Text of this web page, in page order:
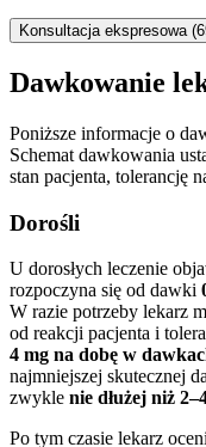
Konsultacja ekspresowa
Dawkowanie
Poniższe informacje o
Schemat dawkowania
stan pacjenta, tolerancję
Dorośli
U dorosłych leczenie
rozpoczyna się od dawki
W razie potrzeby lekarz
od reakcji pacjenta i
4 mg na dobę w
najmniejszej skutecznej
zwykle nie dłużej niż
Po tym czasie lekarz